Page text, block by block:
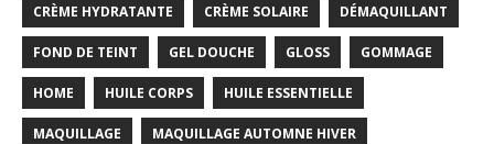
CRÈME HYDRATANTE CRÈME SOLAIRE DÉMAQUILLANT
FOND DE TEINT GEL DOUCHE GLOSS GOMMAGE
HOME HUILE CORPS HUILE ESSENTIELLE
MAQUILLAGE MAQUILLAGE AUTOMNE HIVER